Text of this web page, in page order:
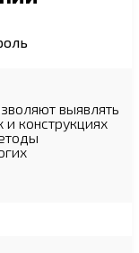
выявлять
конструкциях